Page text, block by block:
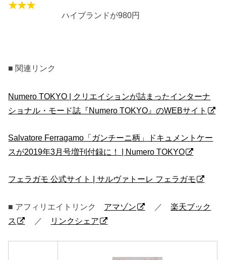
ハイブランドが980円
■ 関連リンク
Numero TOKYO | クリエイションが詰まったインターナ
ショナル・モード誌『Numero TOKYO』のWEBサイト
Salvatore Ferragamo「ガンチーニ柄」ドキュメントケー
スが2019年3月号増刊付録に！ | Numero TOKYO
フェラガモ 公式サイト | サルヴァトーレ フェラガモ
■ アフィリエイトリンク アマゾン ／楽天ブック
ス
／ リンクシェア